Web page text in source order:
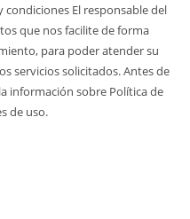
condiciones El responsable del
que nos facilite de forma
para poder atender su
servicios solicitados. Antes de
información sobre Política de
de uso.